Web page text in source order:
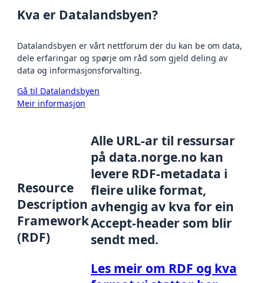
Kva er Datalandsbyen?
Datalandsbyen er vårt nettforum der du kan be om data,
dele erfaringar og spørje om råd som gjeld deling av
data og informasjonsforvalting.
Gå til Datalandsbyen
Meir informasjon
Resource
Description
Framework
(RDF)
Alle URL-ar til ressursar
på data.norge.no kan
levere RDF-metadata i
fleire ulike format,
avhengig av kva for ein
Accept-header som blir
sendt med.
Les meir om RDF og kva